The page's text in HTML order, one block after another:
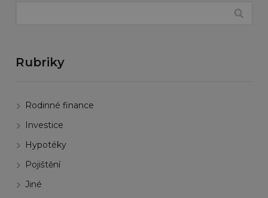
Rubriky
Rodinné finance
Investice
Hypotéky
Pojištění
Jiné